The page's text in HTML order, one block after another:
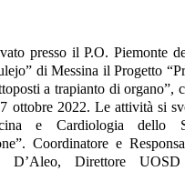
presso il P.O. Piemonte
di Messina il Progetto
a trapianto di organo”,
ottobre 2022. Le attività si
e Cardiologia dello
Coordinatore e
D’Aleo, Direttore